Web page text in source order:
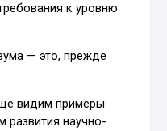
к уровню
— это, прежде
видим примеры
развития научно-